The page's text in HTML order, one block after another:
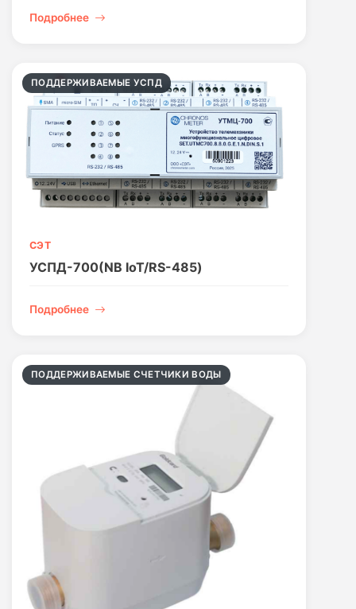
Подробнее
ПОДДЕРЖИВАЕМЫЕ УСПД
СЭТ
УСПД-700(NB IoT/RS-485)
Подробнее
ПОДДЕРЖИВАЕМЫЕ СЧЕТЧИКИ ВОДЫ